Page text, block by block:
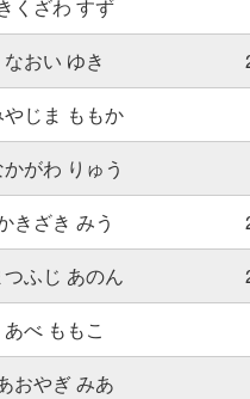
くざわ すず
なおい ゆき
じま ももか
かがわ りゅう
きざき みう
つふじ あのん
あべ ももこ
おやぎ みあ